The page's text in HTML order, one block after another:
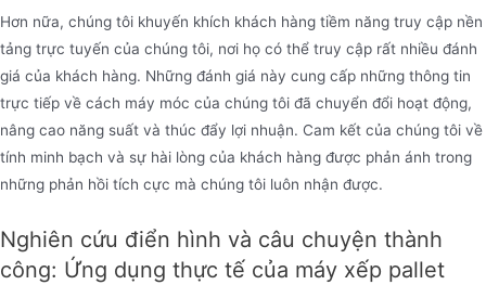
Hơn nữa, chúng tôi khuyến khích khách hàng tiềm năng truy cập nền
tảng trực tuyến của chúng tôi, nơi họ có thể truy cập rất nhiều đánh
giá của khách hàng. Những đánh giá này cung cấp những thông tin
trực tiếp về cách máy móc của chúng tôi đã chuyển đổi hoạt động,
nâng cao năng suất và thúc đẩy lợi nhuận. Cam kết của chúng tôi về
tính minh bạch và sự hài lòng của khách hàng được phản ánh trong
những phản hồi tích cực mà chúng tôi luôn nhận được.
Nghiên cứu điển hình và câu chuyện thành
công: Ứng dụng thực tế của máy xếp pallet